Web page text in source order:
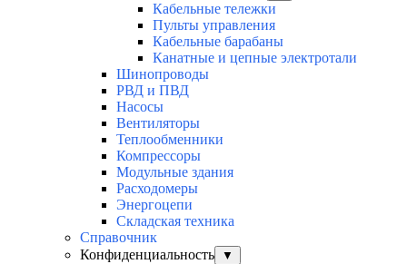
Кабельные тележки
Пульты управления
Кабельные барабаны
Канатные и цепные электротали
Шинопроводы
РВД и ПВД
Насосы
Вентиляторы
Теплообменники
Компрессоры
Модульные здания
Расходомеры
Энергоцепи
Складская техника
Справочник
Конфиденциальность
▼